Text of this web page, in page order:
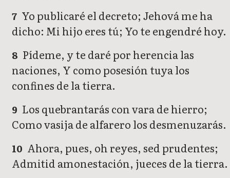
7 Yo publicaré el decreto; Jehová me ha
dicho: Mi hijo eres tú; Yo te engendré hoy.
8 Pídeme, y te daré por herencia las
naciones, Y como posesión tuya los
confines de la tierra.
9 Los quebrantarás con vara de hierro;
Como vasija de alfarero los desmenuzarás.
10 Ahora, pues, oh reyes, sed prudentes;
Admitid amonestación, jueces de la tierra.